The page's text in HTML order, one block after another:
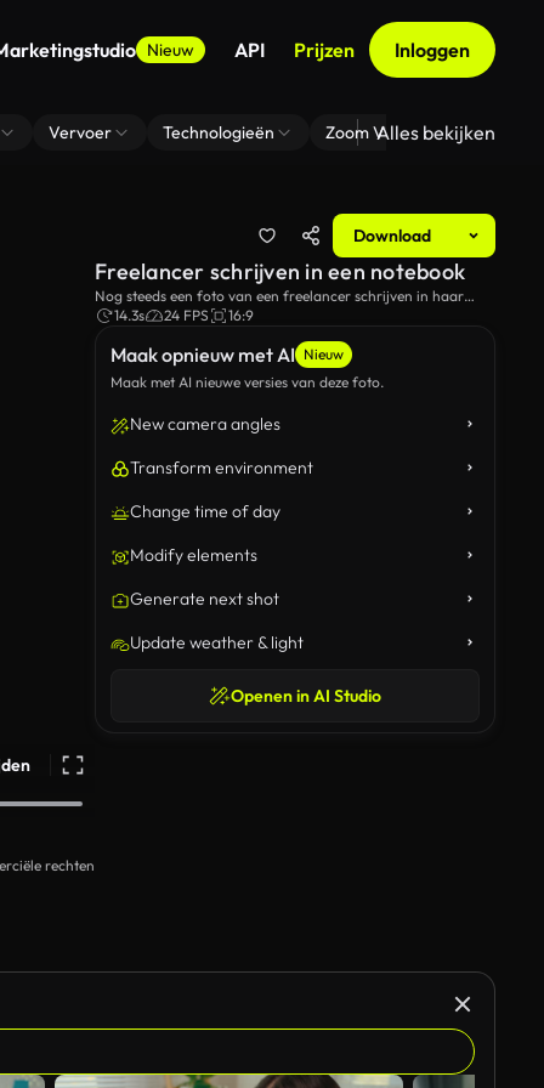
Nieuw API Prijzen Inloggen
Vervoer Technologieën Zoom Virtuele
Alles bekijken
Download
rechten
Maak opnieuw met AI Nieuw
Maak met AI nieuwe versies van deze foto.
New camera angles
Transform environment
Change time of day
Modify elements
Generate next shot
Update weather & light
Openen in AI Studio
Freelancer schrijven in een notebook
Nog steeds een foto van een freelancer schrijven in haar
notebook.
14.3s 24 FPS 16:9